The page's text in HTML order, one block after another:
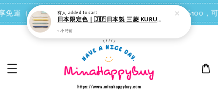
運（台灣離島地區除外） 會員每消費NT$100，可